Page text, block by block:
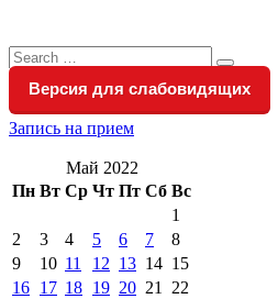
Search
for:
Search
Версия для слабовидящих
Запись на прием
Май 2022
Пн Вт Ср Чт Пт Сб Вс
1
2
3 4 5 6 7
8
9
10 11 12 13 14 15
16 17 18 19 20 21
22